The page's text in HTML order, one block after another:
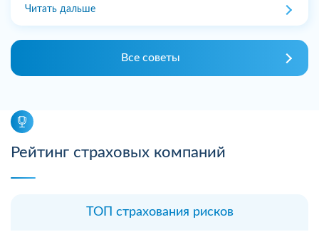
Читать дальше
Все советы
Рейтинг страховых компаний
ТОП страхования рисков